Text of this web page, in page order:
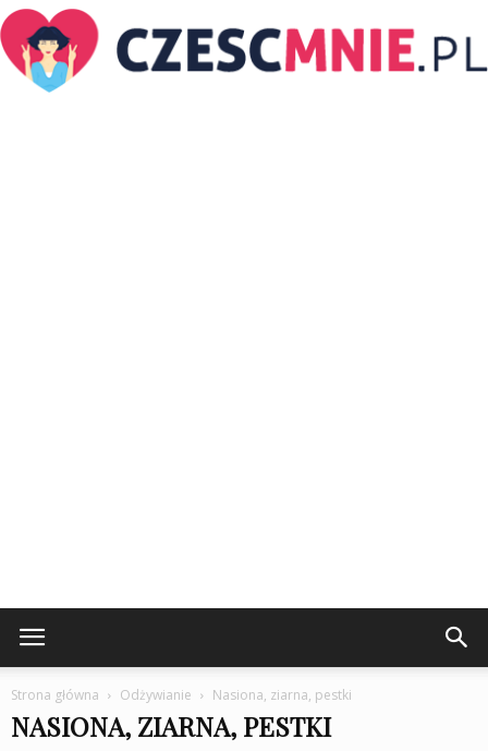
Strona główna Odżywianie Nasiona, ziarna, pestki
NASIONA, ZIARNA, PESTKI